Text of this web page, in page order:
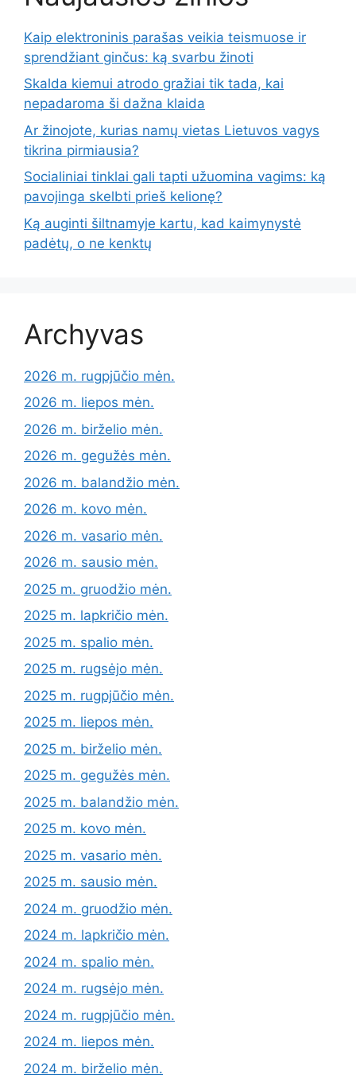
Kaip elektroninis parašas veikia teismuose ir
sprendžiant ginčus: ką svarbu žinoti
Skalda kiemui atrodo gražiai tik tada, kai
nepadaroma ši dažna klaida
Ar žinojote, kurias namų vietas Lietuvos vagys
tikrina pirmiausia?
Socialiniai tinklai gali tapti užuomina vagims: ką
pavojinga skelbti prieš kelionę?
Ką auginti šiltnamyje kartu, kad kaimynystė
padėtų, o ne kenktų
Archyvas
2026 m. rugpjūčio mėn.
2026 m. liepos mėn.
2026 m. birželio mėn.
2026 m. gegužės mėn.
2026 m. balandžio mėn.
2026 m. kovo mėn.
2026 m. vasario mėn.
2026 m. sausio mėn.
2025 m. gruodžio mėn.
2025 m. lapkričio mėn.
2025 m. spalio mėn.
2025 m. rugsėjo mėn.
2025 m. rugpjūčio mėn.
2025 m. liepos mėn.
2025 m. birželio mėn.
2025 m. gegužės mėn.
2025 m. balandžio mėn.
2025 m. kovo mėn.
2025 m. vasario mėn.
2025 m. sausio mėn.
2024 m. gruodžio mėn.
2024 m. lapkričio mėn.
2024 m. spalio mėn.
2024 m. rugsėjo mėn.
2024 m. rugpjūčio mėn.
2024 m. liepos mėn.
2024 m. birželio mėn.